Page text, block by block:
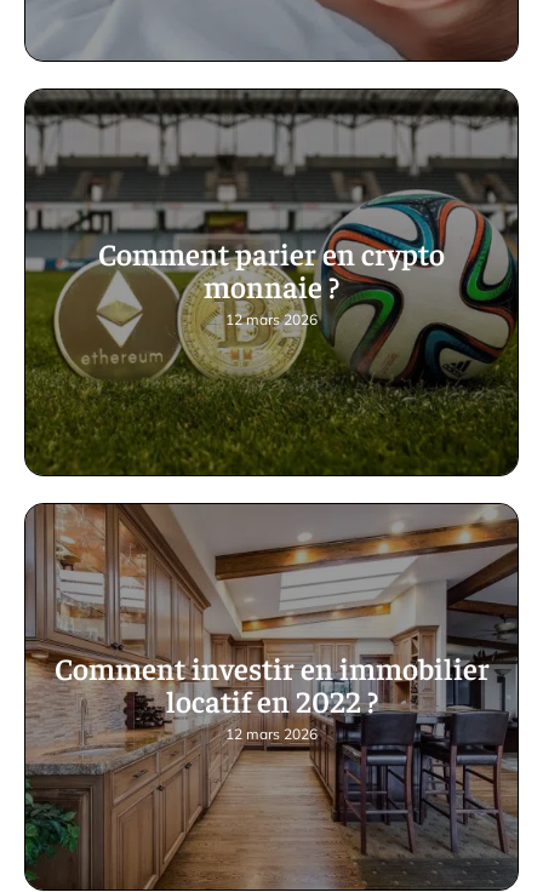
Comment parier en crypto
monnaie ?
12 mars 2026
Comment investir en immobilier
locatif en 2022 ?
12 mars 2026